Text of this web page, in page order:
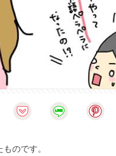
のです。